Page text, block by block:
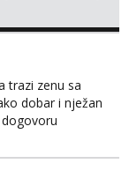
u mom oglasu.
trazi zenu sa
dobar i nježan